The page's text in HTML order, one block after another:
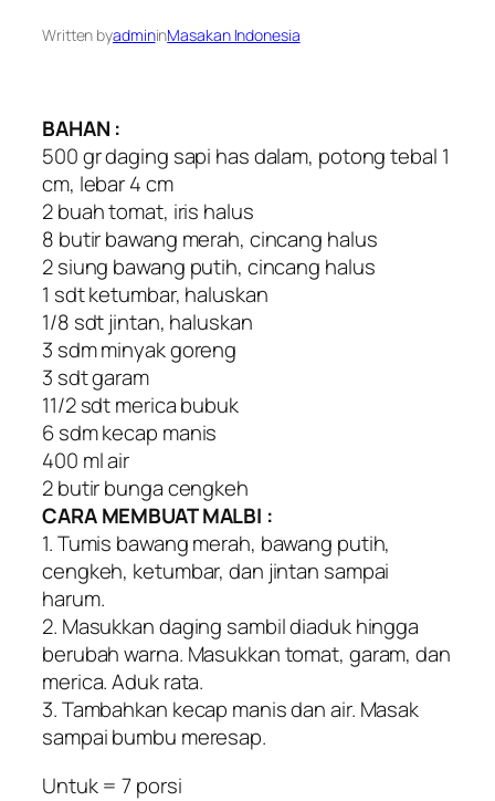
Written byadmininMasakan Indonesia
BAHAN :
500 gr daging sapi has dalam, potong tebal 1
cm, lebar 4 cm
2 buah tomat, iris halus
8 butir bawang merah, cincang halus
2 siung bawang putih, cincang halus
1 sdt ketumbar, haluskan
1/8 sdt jintan, haluskan
3 sdm minyak goreng
3 sdt garam
11/2 sdt merica bubuk
6 sdm kecap manis
400 ml air
2 butir bunga cengkeh
CARA MEMBUAT MALBI :
1. Tumis bawang merah, bawang putih,
cengkeh, ketumbar, dan jintan sampai
harum.
2. Masukkan daging sambil diaduk hingga
berubah warna. Masukkan tomat, garam, dan
merica. Aduk rata.
3. Tambahkan kecap manis dan air. Masak
sampai bumbu meresap.
Untuk = 7 porsi